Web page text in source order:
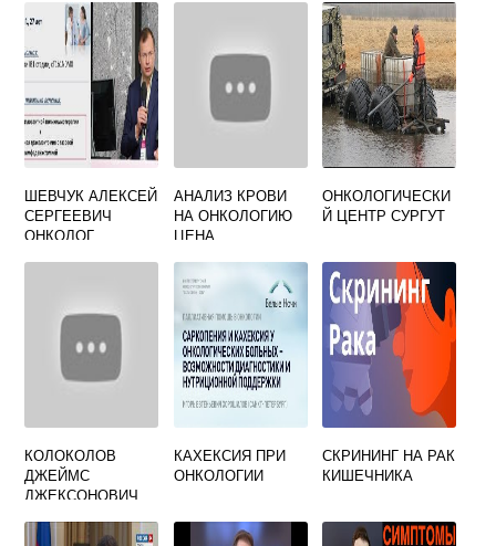
ШЕВЧУК АЛЕКСЕЙ
СЕРГЕЕВИЧ
ОНКОЛОГ
АНАЛИЗ КРОВИ
НА ОНКОЛОГИЮ
ЦЕНА
ОНКОЛОГИЧЕСКИ
Й ЦЕНТР СУРГУТ
КОЛОКОЛОВ
ДЖЕЙМС
ДЖЕКСОНОВИЧ
ПРИНИМАЕТ
КАХЕКСИЯ ПРИ
ОНКОЛОГИИ
СКРИНИНГ НА РАК
КИШЕЧНИКА